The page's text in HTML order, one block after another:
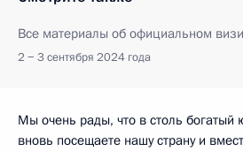
Все материалы об официальном
2 − 3 сентября 2024 года
Мы очень рады, что в столь
вновь посещаете нашу страну и